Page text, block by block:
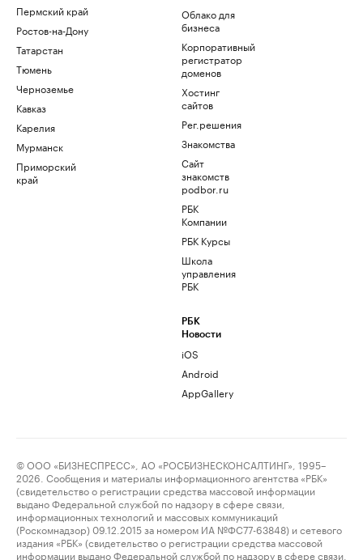
Пермский край
Ростов-на-Дону
Татарстан
Тюмень
Черноземье
Кавказ
Карелия
Мурманск
Приморский
край
Облако для
бизнеса
Корпоративный
регистратор
доменов
Хостинг
сайтов
Рег.решения
Знакомства
Сайт
знакомств
podbor.ru
РБК
Компании
РБК Курсы
Школа
управления
РБК
РБК
Новости
iOS
Android
AppGallery
© ООО «БИЗНЕСПРЕСС», АО «РОСБИЗНЕСКОНСАЛТИНГ», 1995–
2026. Сообщения и материалы информационного агентства «РБК»
(свидетельство о регистрации средства массовой информации
выдано Федеральной службой по надзору в сфере связи,
информационных технологий и массовых коммуникаций
(Роскомнадзор) 09.12.2015 за номером ИА №ФС77-63848) и сетевого
издания «РБК» (свидетельство о регистрации средства массовой
информации выдано Федеральной службой по надзору в сфере связи,